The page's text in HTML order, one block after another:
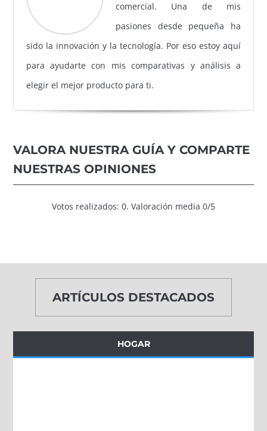
comercial. Una de mis
pasiones desde pequeña ha
sido la innovación y la tecnología. Por eso estoy aquí
para ayudarte con mis comparativas y análisis a
elegir el mejor producto para ti.
VALORA NUESTRA GUÍA Y COMPARTE
NUESTRAS OPINIONES
Votos realizados: 0. Valoración media 0/5
ARTÍCULOS DESTACADOS
HOGAR